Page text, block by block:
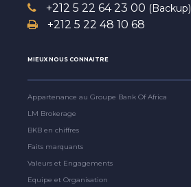
+212 5 22 64 23 00 (Backup)
+212 5 22 48 10 68
MIEUX NOUS CONNAITRE
Appartenance au Groupe Bank Of Africa
LM Brokerage
BKB en chiffres
Faits marquants
Valeurs et Engagements
Equipe et Organisation